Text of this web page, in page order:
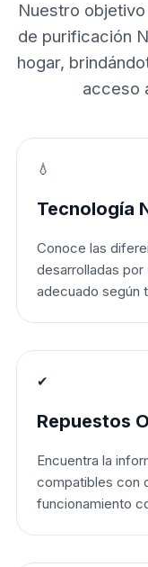
Nuestro
de purificación
hogar,
acceso
💧
Tecnología
Conoce las
desarrolladas
adecuado según
✔
Repuestos
Encuentra la
compatibles con
funcionamiento